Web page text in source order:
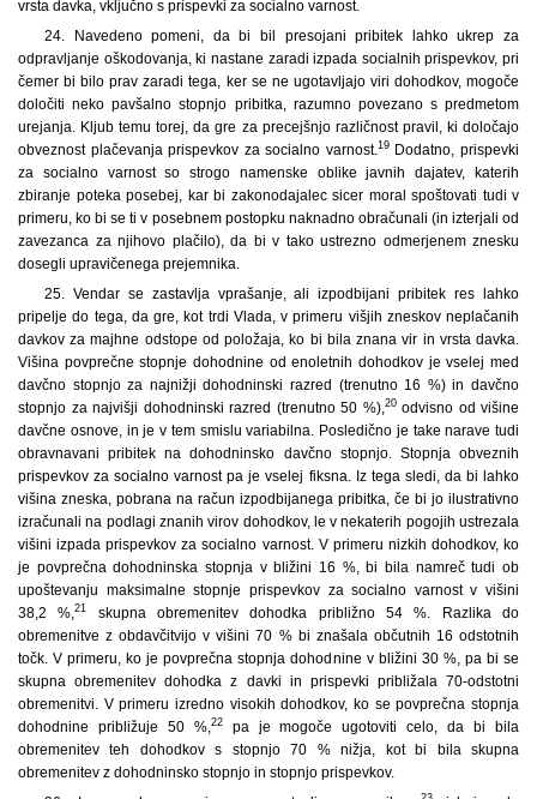
vrsta davka, vključno s prispevki za socialno varnost.
24. Navedeno pomeni, da bi bil presojani pribitek lahko ukrep za
odpravljanje oškodovanja, ki nastane zaradi izpada socialnih prispevkov, pri
čemer bi bilo prav zaradi tega, ker se ne ugotavljajo viri dohodkov, mogoče
določiti neko pavšalno stopnjo pribitka, razumno povezano s predmetom
urejanja. Kljub temu torej, da gre za precejšnjo različnost pravil, ki določajo
obveznost plačevanja prispevkov za socialno varnost. 19Dodatno, prispevki
za socialno varnost so strogo namenske oblike javnih dajatev, katerih
zbiranje poteka posebej, kar bi zakonodajalec sicer moral spoštovati tudi v
primeru, ko bi se ti v posebnem postopku naknadno obračunali (in izterjali od
zavezanca za njihovo plačilo), da bi v tako ustrezno odmerjenem znesku
dosegli upravičenega prejemnika.
25.
Vendar se zastavlja vprašanje, ali izpodbijani pribitek res lahko
pripelje do tega, da gre, kot trdi Vlada, v primeru višjih zneskov neplačanih
davkov za majhne odstope od položaja, ko bi bila znana vir in vrsta davka.
Višina povprečne stopnje dohodnine od enoletnih dohodkov je vselej med
davčno stopnjo za najnižji dohodninski razred (trenutno 16 %) in davčno
stopnjo za najvišji dohodninski razred (trenutno 50 %), 20odvisno od višine
davčne osnove, in je v tem smislu variabilna. Posledično je take narave tudi
obravnavani pribitek na dohodninsko davčno stopnjo. Stopnja obveznih
prispevkov za socialno varnost pa je vselej fiksna. Iz tega sledi, da bi lahko
višina zneska, pobrana na račun izpodbijanega pribitka, če bi jo ilustrativno
izračunali na podlagi znanih virov dohodkov, le v nekaterih pogojih ustrezala
višini izpada prispevkov za socialno varnost. V primeru nizkih dohodkov, ko
je povprečna dohodninska stopnja v bližini 16 %, bi bila namreč tudi ob
upoštevanju maksimalne stopnje prispevkov za socialno varnost v višini
38,2 %,21
skupna obremenitev dohodka približno 54 %. Razlika do
obremenitve z obdavčitvijo v višini 70 % bi znašala občutnih 16 odstotnih
točk. V primeru, ko je povprečna stopnja dohodnine v bližini 30 %, pa bi se
skupna obremenitev dohodka z davki in prispevki približala 70-odstotni
obremenitvi. V primeru izredno visokih dohodkov, ko se povprečna stopnja
dohodnine približuje 50 %, 22pa je mogoče ugotoviti celo, da bi bila
obremenitev teh dohodkov s stopnjo 70 % nižja, kot bi bila skupna
obremenitev z dohodninsko stopnjo in stopnjo prispevkov.